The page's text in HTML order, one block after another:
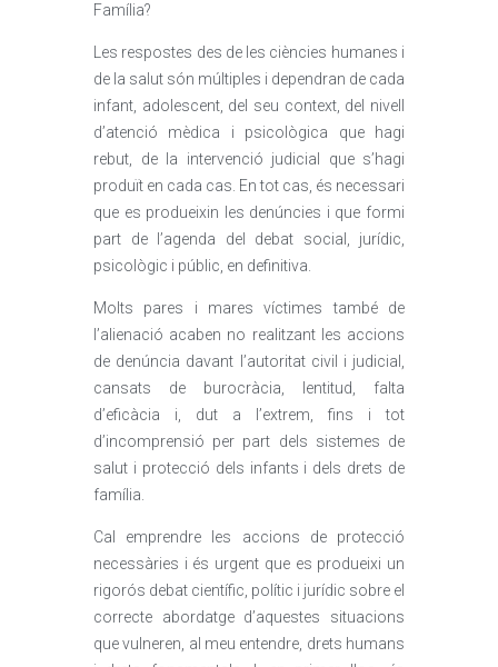
Família?
Les respostes des de les ciències humanes i
de la salut són múltiples i dependran de cada
infant, adolescent, del seu context, del nivell
d’atenció mèdica i psicològica que hagi
rebut, de la intervenció judicial que s’hagi
produït en cada cas. En tot cas, és necessari
que es produeixin les denúncies i que formi
part de l’agenda del debat social, jurídic,
psicològic i públic, en definitiva.
Molts pares i mares víctimes també de
l’alienació acaben no realitzant les accions
de denúncia davant l’autoritat civil i judicial,
cansats de burocràcia, lentitud, falta
d’eficàcia i, dut a l’extrem, fins i tot
d’incomprensió per part dels sistemes de
salut i protecció dels infants i dels drets de
família.
Cal emprendre les accions de protecció
necessàries i és urgent que es produeixi un
rigorós debat científic, polític i jurídic sobre el
correcte abordatge d’aquestes situacions
que vulneren, al meu entendre, drets humans